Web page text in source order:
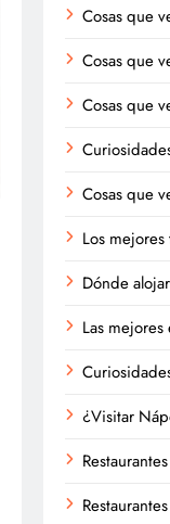
Cosas que
Cosas que
Cosas que
Cosas que
Los
Dónde
Las
¿Visitar